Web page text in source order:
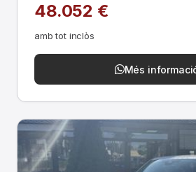
48.052 €
amb tot inclòs
Més